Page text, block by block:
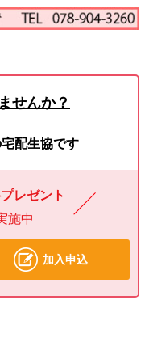
せんか？
配生協です
レゼント
施中
加入申込